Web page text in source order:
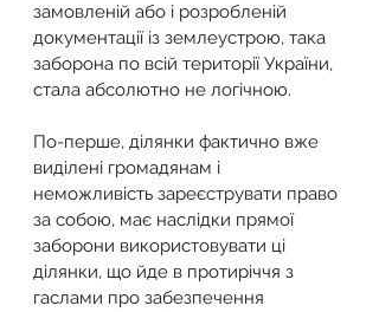
замовленій або і розробленій
документації із землеустрою, така
заборона по всій території України,
стала абсолютно не логічною.
По-перше, ділянки фактично вже
виділені громадянам і
неможливість зареєструвати право
за собою, має наслідки прямої
заборони використовувати ці
ділянки, що йде в протиріччя з
гаслами про забезпечення